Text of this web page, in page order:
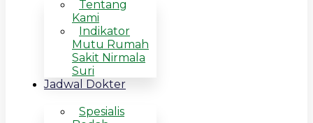
Tentang
Kami
Indikator
Mutu Rumah
Sakit Nirmala
Suri
Jadwal Dokter
Spesialis